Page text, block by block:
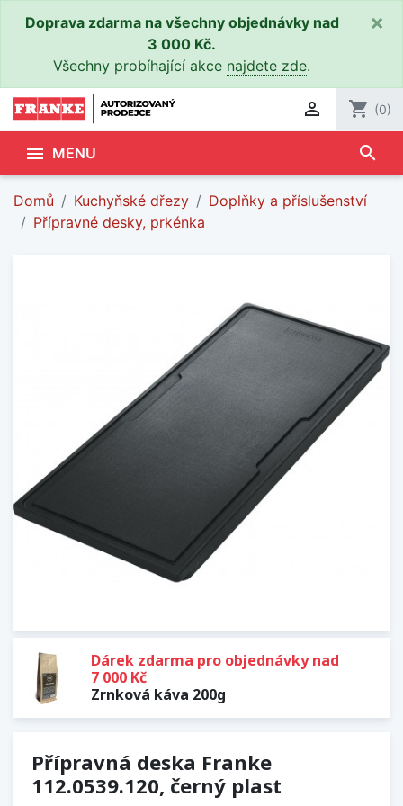
Doprava zdarma na všechny objednávky nad
3 000 Kč.
Všechny probíhající akce najdete zde.
×
 shopping_cart (0)
 MENU search
Domů Kuchyňské dřezy
Doplňky a příslušenství
Přípravné desky, prkénka
Dárek zdarma pro objednávky nad
7 000 Kč
Zrnková káva 200g
Přípravná deska Franke
112.0539.120, černý plast